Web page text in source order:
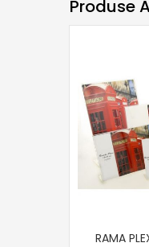
Produse
RAMA